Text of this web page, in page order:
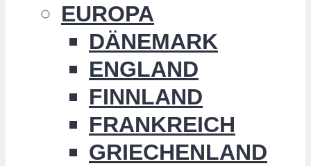
EUROPA
DÄNEMARK
ENGLAND
FINNLAND
FRANKREICH
GRIECHENLAND